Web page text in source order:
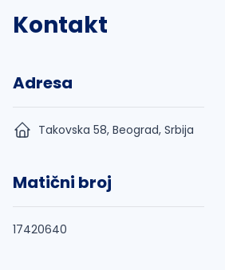
Kontakt
Adresa
Takovska 58, Beograd, Srbija
Matični broj
17420640